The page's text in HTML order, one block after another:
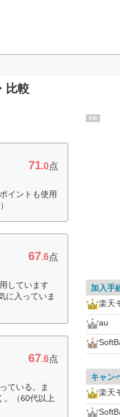
比較
71.0点
イントも使用
67.6点
しています
に入っていま
67.6点
ている。ま
。（60代以上
PR
加入手
楽天
au
キャン
楽天